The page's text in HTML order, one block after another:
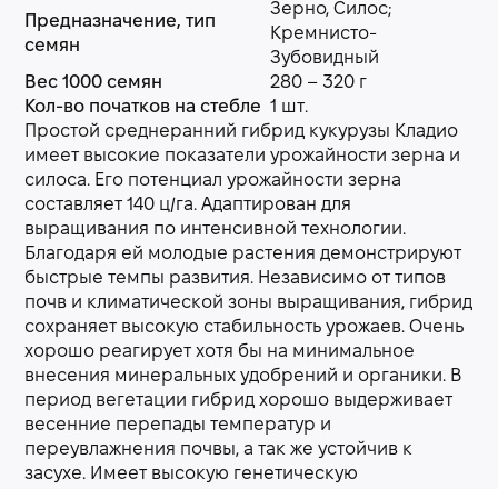
Предназначение, тип
семян
Зерно, Силос;
Кремнисто-
Зубовидный
Вес 1000 семян
280 – 320 г
Кол-во початков на стебле 1 шт.
Простой среднеранний гибрид кукурузы Кладио
имеет высокие показатели урожайности зерна и
силоса. Его потенциал урожайности зерна
составляет 140 ц/га. Адаптирован для
выращивания по интенсивной технологии.
Благодаря ей молодые растения демонстрируют
быстрые темпы развития. Независимо от типов
почв и климатической зоны выращивания, гибрид
сохраняет высокую стабильность урожаев. Очень
хорошо реагирует хотя бы на минимальное
внесения минеральных удобрений и органики. В
период вегетации гибрид хорошо выдерживает
весенние перепады температур и
переувлажнения почвы, а так же устойчив к
засухе. Имеет высокую генетическую